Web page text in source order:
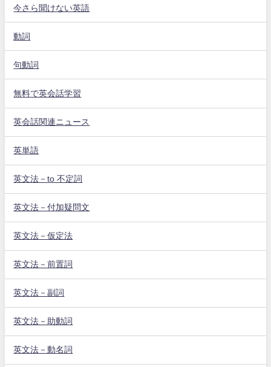
今さら聞けない英語
動詞
句動詞
無料で英会話学習
英会話関連ニュース
英単語
英文法－to 不定詞
英文法－付加疑問文
英文法－仮定法
英文法－前置詞
英文法－副詞
英文法－助動詞
英文法－動名詞